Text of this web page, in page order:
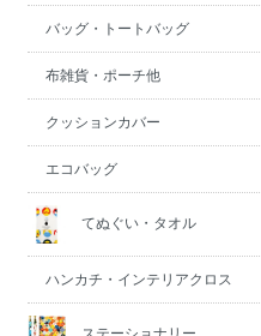
バッグ・トートバッグ
布雑貨・ポーチ他
クッションカバー
エコバッグ
てぬぐい・タオル
ハンカチ・インテリアクロス